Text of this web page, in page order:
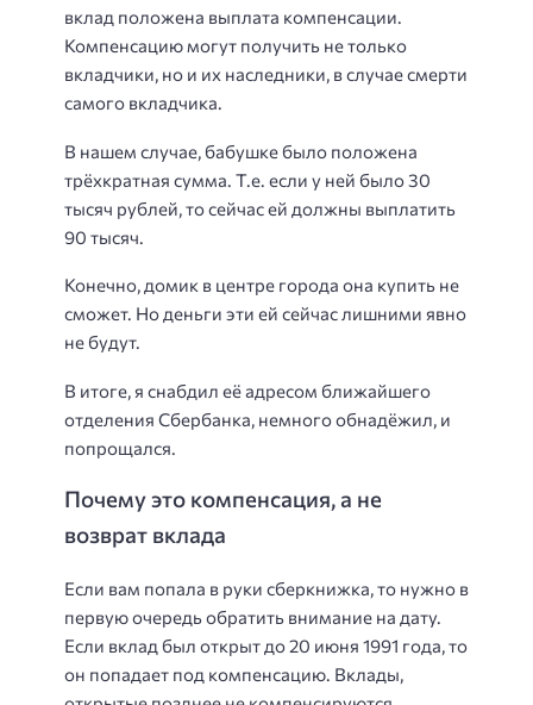
вклад положена выплата компенсации.
Компенсацию могут получить не только
вкладчики, но и их наследники, в случае смерти
самого вкладчика.
В нашем случае, бабушке было положена
трёхкратная сумма. Т.е. если у ней было 30
тысяч рублей, то сейчас ей должны выплатить
90 тысяч.
Конечно, домик в центре города она купить не
сможет. Но деньги эти ей сейчас лишними явно
не будут.
В итоге, я снабдил её адресом ближайшего
отделения Сбербанка, немного обнадёжил, и
попрощался.
Почему это компенсация, а не
возврат вклада
Если вам попала в руки сберкнижка, то нужно в
первую очередь обратить внимание на дату.
Если вклад был открыт до 20 июня 1991 года, то
он попадает под компенсацию. Вклады,